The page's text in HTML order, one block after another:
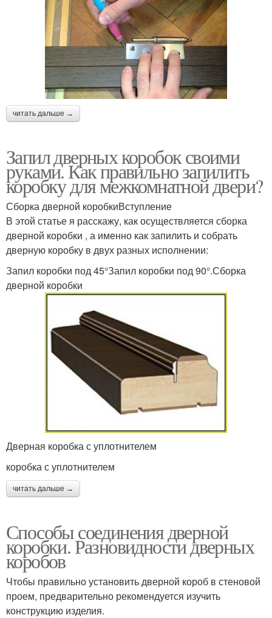
читать дальше →
Запил дверных коробок своими
руками. Как правильно запилить
коробку для межкомнатной двери?
Сборка дверной коробкиВступление
В этой статье я расскажу, как осуществляется сборка
дверной коробки , а именно как запилить и собрать
дверную коробку в двух разных исполнении:
Запил коробки под 45°Запил коробки под 90°.Сборка
дверной коробки
Дверная коробка с уплотнителем
коробка с уплотнителем
читать дальше →
Способы соединения дверной
коробки. Разновидности дверных
коробов
Чтобы правильно установить дверной короб в стеновой
проем, предварительно рекомендуется изучить
конструкцию изделия.